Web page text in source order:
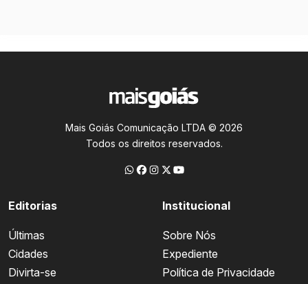
Mais Goiás Comunicação LTDA © 2026
Todos os direitos reservados.
Editorias
Últimas
Cidades
Divirta-se
Institucional
Sobre Nós
Expediente
Política de Privacidade